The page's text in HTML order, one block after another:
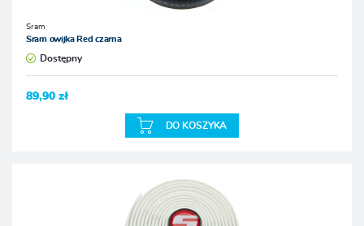
Sram
Sram owijka Red czarna
Dostępny
89,90 zł
DO KOSZYKA